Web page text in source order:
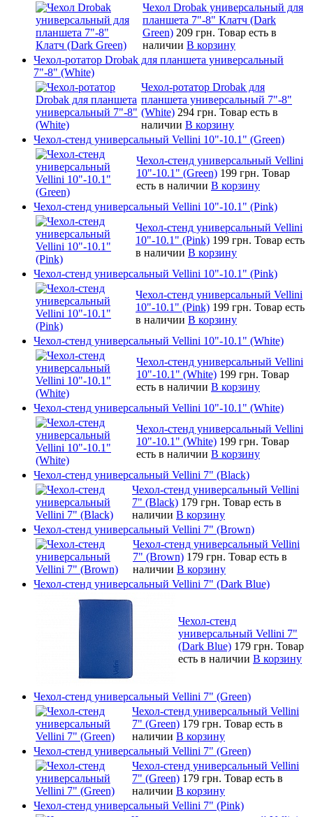
Чехол Drobak универсальный для
планшета 7"-8" Клатч (Dark
Green) 209 грн. Товар есть в
наличии В корзину
Чехол-ротатор Drobak для планшета универсальный
7"-8" (White)
Чехол-ротатор Drobak для
планшета универсальный 7"-8"
(White) 294 грн. Товар есть в
наличии В корзину
Чехол-стенд универсальный Vellini 10"-10.1" (Green)
Чехол-стенд универсальный Vellini
10"-10.1" (Green) 199 грн. Товар
есть в наличии В корзину
Чехол-стенд универсальный Vellini 10"-10.1" (Pink)
Чехол-стенд универсальный Vellini
10"-10.1" (Pink) 199 грн. Товар есть
в наличии В корзину
Чехол-стенд универсальный Vellini 10"-10.1" (Pink)
Чехол-стенд универсальный Vellini
10"-10.1" (Pink) 199 грн. Товар есть
в наличии В корзину
Чехол-стенд универсальный Vellini 10"-10.1" (White)
Чехол-стенд универсальный Vellini
10"-10.1" (White) 199 грн. Товар
есть в наличии В корзину
Чехол-стенд универсальный Vellini 10"-10.1" (White)
Чехол-стенд универсальный Vellini
10"-10.1" (White) 199 грн. Товар
есть в наличии В корзину
Чехол-стенд универсальный Vellini 7" (Black)
Чехол-стенд универсальный Vellini
7" (Black) 179 грн. Товар есть в
наличии В корзину
Чехол-стенд универсальный Vellini 7" (Brown)
Чехол-стенд универсальный Vellini
7" (Brown) 179 грн. Товар есть в
наличии В корзину
Чехол-стенд универсальный Vellini 7" (Dark Blue)
Чехол-стенд
универсальный Vellini 7"
(Dark Blue) 179 грн. Товар
есть в наличии В корзину
Чехол-стенд универсальный Vellini 7" (Green)
Чехол-стенд универсальный Vellini
7" (Green) 179 грн. Товар есть в
наличии В корзину
Чехол-стенд универсальный Vellini 7" (Green)
Чехол-стенд универсальный Vellini
7" (Green) 179 грн. Товар есть в
наличии В корзину
Чехол-стенд универсальный Vellini 7" (Pink)